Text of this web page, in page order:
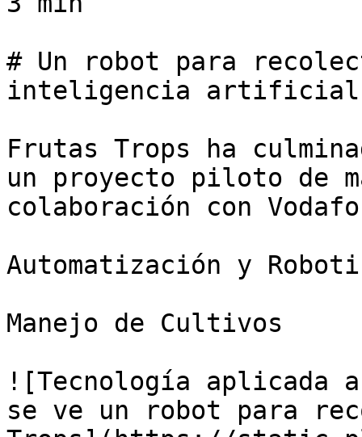
# Un robot para
inteligencia artificial
Frutas Trops ha
un proyecto piloto de
colaboración con
Automatización y
Manejo de Cultivos
![Tecnología aplicada
se ve un robot para